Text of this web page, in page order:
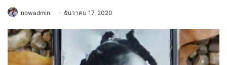
nowadmin ธันวาคม 17, 2020